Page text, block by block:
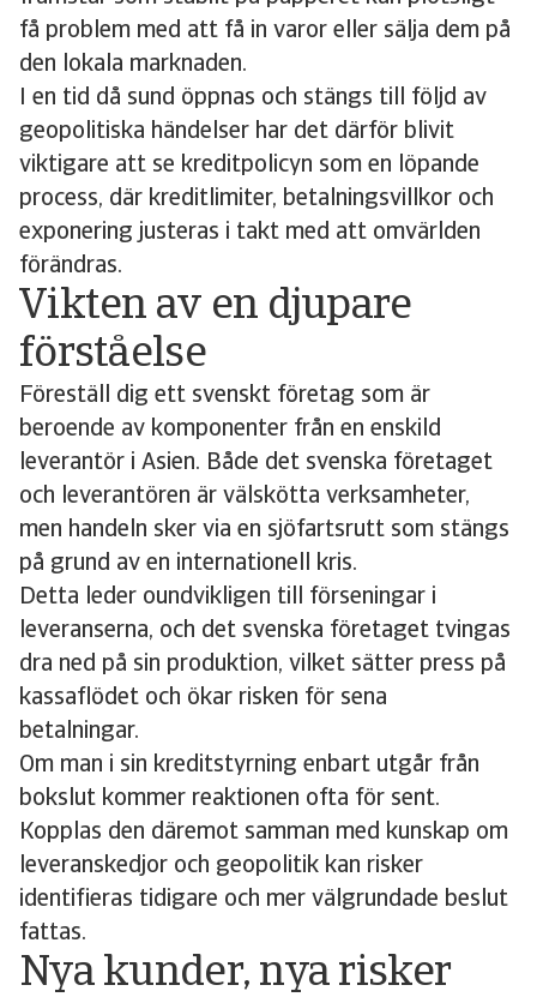
få problem med att få in varor eller sälja dem på
den lokala marknaden.
I en tid då sund öppnas och stängs till följd av
geopolitiska händelser har det därför blivit
viktigare att se kreditpolicyn som en löpande
process, där kreditlimiter, betalningsvillkor och
exponering justeras i takt med att omvärlden
förändras.
Vikten av en djupare
förståelse
Föreställ dig ett svenskt företag som är
beroende av komponenter från en enskild
leverantör i Asien. Både det svenska företaget
och leverantören är välskötta verksamheter,
men handeln sker via en sjöfartsrutt som stängs
på grund av en internationell kris.
Detta leder oundvikligen till förseningar i
leveranserna, och det svenska företaget tvingas
dra ned på sin produktion, vilket sätter press på
kassaflödet och ökar risken för sena
betalningar.
Om man i sin kreditstyrning enbart utgår från
bokslut kommer reaktionen ofta för sent.
Kopplas den däremot samman med kunskap om
leveranskedjor och geopolitik kan risker
identifieras tidigare och mer välgrundade beslut
fattas.
Nya kunder, nya risker